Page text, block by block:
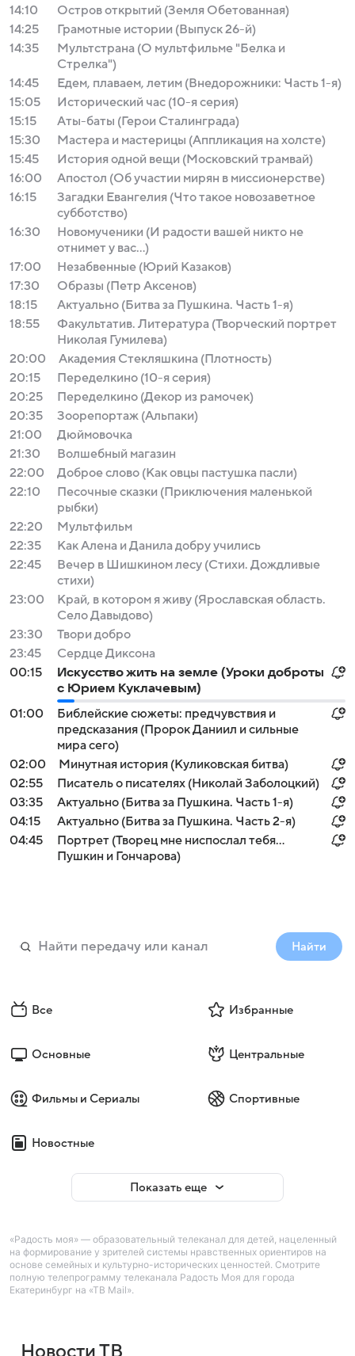
14:10
Остров открытий (Земля Обетованная)
14:25
Грамотные истории (Выпуск 26-й)
14:35
Мультстрана (О мультфильме "Белка и
Стрелка")
14:45
Едем, плаваем, летим (Внедорожники: Часть 1-я)
15:05
Исторический час (10-я серия)
15:15
Аты-баты (Герои Сталинграда)
15:30
Мастера и мастерицы (Аппликация на холсте)
15:45
История одной вещи (Московский трамвай)
16:00
Апостол (Об участии мирян в миссионерстве)
16:15
Загадки Евангелия (Что такое новозаветное
субботство)
16:30
Новомученики (И радости вашей никто не
отнимет у вас...)
17:00
Незабвенные (Юрий Казаков)
17:30
Образы (Петр Аксенов)
18:15
Актуально (Битва за Пушкина. Часть 1-я)
18:55
Факультатив. Литература (Творческий портрет
Николая Гумилева)
20:00
Академия Стекляшкина (Плотность)
20:15
Переделкино (10-я серия)
20:25
Переделкино (Декор из рамочек)
20:35
Зоорепортаж (Альпаки)
21:00
Дюймовочка
21:30
Волшебный магазин
22:00
Доброе слово (Как овцы пастушка пасли)
22:10
Песочные сказки (Приключения маленькой
рыбки)
22:20
Мультфильм
22:35
Как Алена и Данила добру учились
22:45
Вечер в Шишкином лесу (Стихи. Дождливые
стихи)
23:00
Край, в котором я живу (Ярославская область.
Село Давыдово)
23:30
Твори добро
23:45
Сердце Диксона
00:15
Искусство жить на земле (Уроки доброты
с Юрием Куклачевым)
01:00
Библейские сюжеты: предчувствия и
предсказания (Пророк Даниил и сильные
мира сего)
02:00
Минутная история (Куликовская битва)
02:55
Писатель о писателях (Николай Заболоцкий)
03:35
Актуально (Битва за Пушкина. Часть 1-я)
04:15
Актуально (Битва за Пушкина. Часть 2-я)
04:45
Портрет (Творец мне ниспослал тебя...
Пушкин и Гончарова)
Найти
Все Избранные
Основные Центральные
Фильмы и Сериалы Спортивные
Новостные
Показать еще
«Радость моя» — образовательный телеканал для детей, нацеленный
на формирование у зрителей системы нравственных ориентиров на
основе семейных и культурно-исторических ценностей. Смотрите
полную телепрограмму телеканала Радость Моя для города
Екатеринбург на «ТВ Mail».